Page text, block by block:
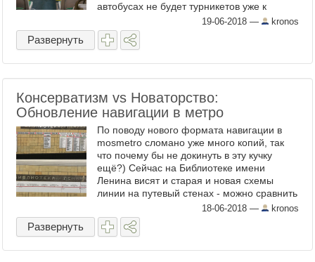
автобусах не будет турникетов уже к
осени: "Это большая работа, необходимо
закупить около ...
19-06-2018 — kronos
Развернуть
Консерватизм vs Новаторство:
Обновление навигации в метро
По поводу нового формата навигации в
mosmetro сломано уже много копий, так
что почему бы не докинуть в эту кучку
ещё?) Сейчас на Библиотеке имени
Ленина висят и старая и новая схемы
линии на путевый стенах - можно сравнить
вживую. В чём же отличия? Главное
отличие новой ...
18-06-2018 — kronos
Развернуть